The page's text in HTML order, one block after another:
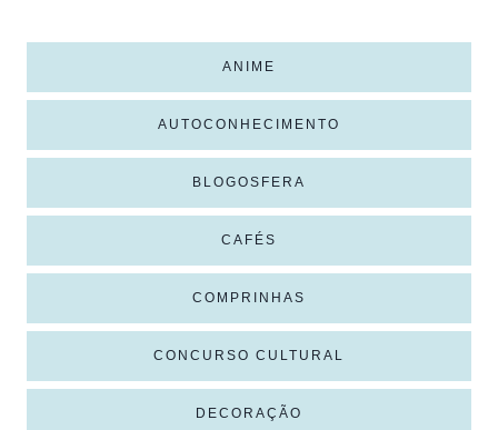
ANIME
AUTOCONHECIMENTO
BLOGOSFERA
CAFÉS
COMPRINHAS
CONCURSO CULTURAL
DECORAÇÃO